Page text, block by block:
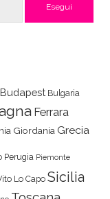
Budapest Bulgaria
Ferrara
Giordania Grecia
Perugia Piemonte
Lo Capo Sicilia